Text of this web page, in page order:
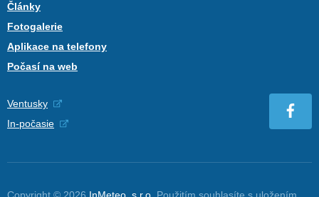
Články
Fotogalerie
Aplikace na telefony
Počasí na web
Ventusky
In-počasie
Copyright © 2026 InMeteo, s.r.o. Použitím souhlasíte s uložením